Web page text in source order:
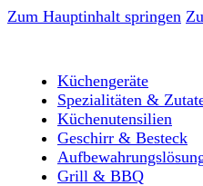
Zum Hauptinhalt springen
Küchengeräte
Spezialitäten &
Küchenutensilien
Geschirr & Besteck
Grill & BBQ